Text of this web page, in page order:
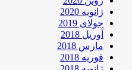
ژانویه 2020
جولای 2019
آوریل 2018
مارس 2018
فوریه 2018